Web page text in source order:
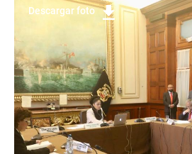
Descargar foto